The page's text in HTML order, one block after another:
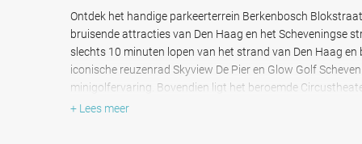
Ontdek het handige parkeerterrein Berkenbosch
bruisende attracties van Den Haag en het Scheveningse
slechts 10 minuten lopen van het strand van Den Haag
iconische reuzenrad Skyview De Pier en Glow Golf
minigolfervaring. Bovendien ligt het beroemde
ideaal voor wie op zoek is naar entertainment en culturele
+ Lees meer